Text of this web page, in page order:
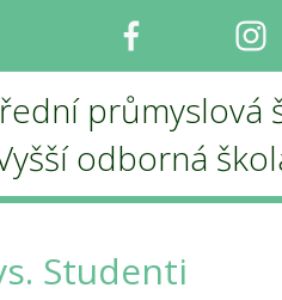
průmyslová
odborná
Studenti